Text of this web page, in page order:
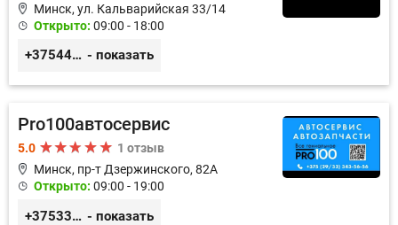
Минск, ул. Кальварийская 33/14
Открыто: 09:00 - 18:00
+375444649592 - показать
Pro100автосервис
5.0
1 отзыв
Минск, пр-т Дзержинского, 82А
Открыто: 09:00 - 19:00
+375333435656 - показать